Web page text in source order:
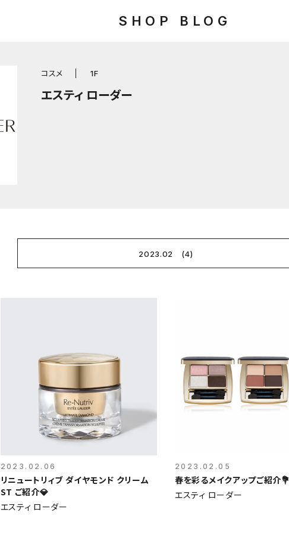
SHOP BLOG
コスメ 1F
エスティ ローダー
2023.02 (4)
2023.02.06
リニュートリィブ ダイヤモンド クリーム
ST ご紹介💎
エスティ ローダー
2023.02.05
春を彩るメイクアップご紹介💐
エスティ ローダー